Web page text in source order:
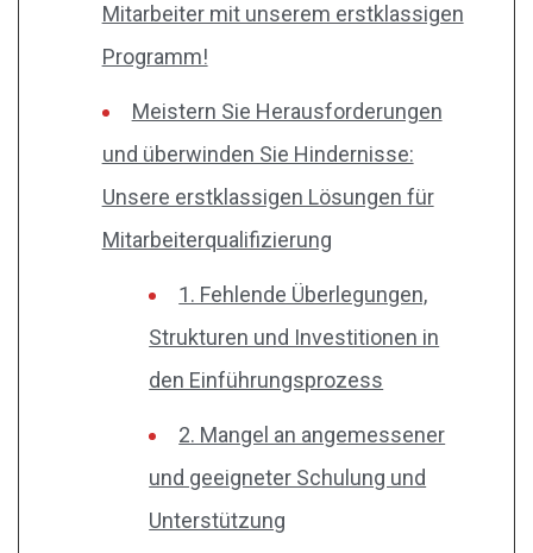
Mitarbeiter mit unserem erstklassigen
Programm!
Meistern Sie Herausforderungen
und überwinden Sie Hindernisse:
Unsere erstklassigen Lösungen für
Mitarbeiterqualifizierung
1. Fehlende Überlegungen,
Strukturen und Investitionen in
den Einführungsprozess
2. Mangel an angemessener
und geeigneter Schulung und
Unterstützung